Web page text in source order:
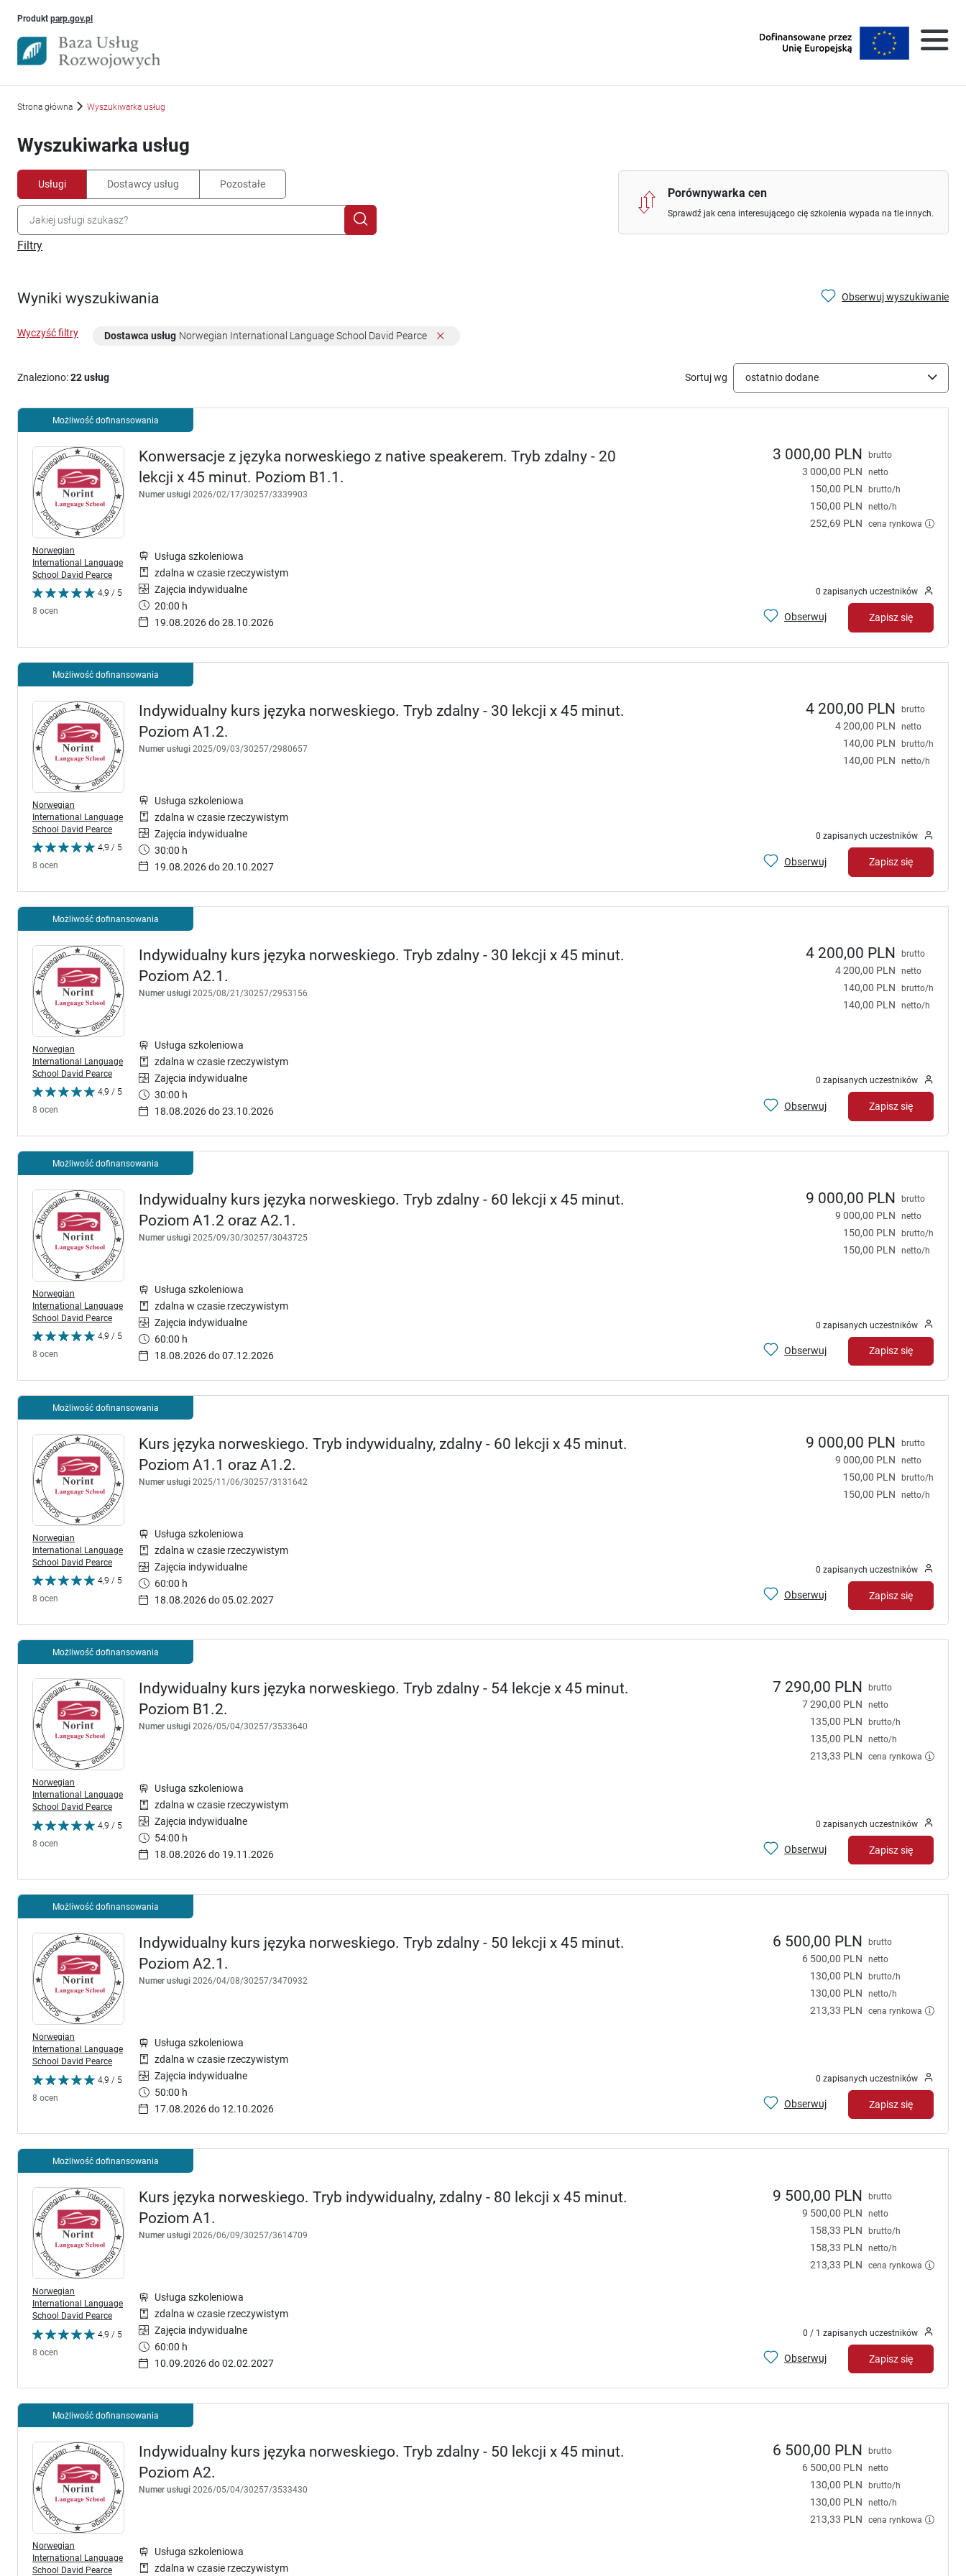
Produkt parp.gov.plUwaga, link otworzy się w nowym oknie
Strona główna Wyszukiwarka usług
Wyszukiwarka usług
Usługi Dostawcy usług Pozostałe
Porównywarka cen
Sprawdź jak cena interesującego cię szkolenia wypada na tle innych.
Filtry
Wyniki wyszukiwania Obserwuj wyszukiwanie
Wyczyść filtry Dostawca usług Norwegian International Language School David Pearce
Znaleziono:22 usług Sortuj wg ostatnio dodane
Możliwość dofinansowania
Konwersacje z języka norweskiego z native speakerem. Tryb zdalny - 20
lekcji x 45 minut. Poziom B1.1.
Numer usługi 2026/02/17/30257/3339903
Norwegian
International Language
School David Pearce
4,9 / 5
8 ocen
3 000,00 PLN brutto
3 000,00 PLN netto
150,00 PLN brutto/h
150,00 PLN netto/h
252,69 PLN cena rynkowa
Usługa szkoleniowa
zdalna w czasie rzeczywistym
Zajęcia indywidualne
20:00 h
19.08.2026 do 28.10.2026
0 zapisanych uczestników
Obserwuj Zapisz się
Możliwość dofinansowania
Indywidualny kurs języka norweskiego. Tryb zdalny - 30 lekcji x 45 minut.
Poziom A1.2.
Numer usługi 2025/09/03/30257/2980657
Norwegian
International Language
School David Pearce
4,9 / 5
8 ocen
4 200,00 PLN brutto
4 200,00 PLN netto
140,00 PLN brutto/h
140,00 PLN netto/h
Usługa szkoleniowa
zdalna w czasie rzeczywistym
Zajęcia indywidualne
30:00 h
19.08.2026 do 20.10.2027
0 zapisanych uczestników
Obserwuj Zapisz się
Możliwość dofinansowania
Indywidualny kurs języka norweskiego. Tryb zdalny - 30 lekcji x 45 minut.
Poziom A2.1.
Numer usługi 2025/08/21/30257/2953156
Norwegian
International Language
School David Pearce
4,9 / 5
8 ocen
4 200,00 PLN brutto
4 200,00 PLN netto
140,00 PLN brutto/h
140,00 PLN netto/h
Usługa szkoleniowa
zdalna w czasie rzeczywistym
Zajęcia indywidualne
30:00 h
18.08.2026 do 23.10.2026
0 zapisanych uczestników
Obserwuj Zapisz się
Możliwość dofinansowania
Indywidualny kurs języka norweskiego. Tryb zdalny - 60 lekcji x 45 minut.
Poziom A1.2 oraz A2.1.
Numer usługi 2025/09/30/30257/3043725
Norwegian
International Language
School David Pearce
4,9 / 5
8 ocen
9 000,00 PLN brutto
9 000,00 PLN netto
150,00 PLN brutto/h
150,00 PLN netto/h
Usługa szkoleniowa
zdalna w czasie rzeczywistym
Zajęcia indywidualne
60:00 h
18.08.2026 do 07.12.2026
0 zapisanych uczestników
Obserwuj Zapisz się
Możliwość dofinansowania
Kurs języka norweskiego. Tryb indywidualny, zdalny - 60 lekcji x 45 minut.
Poziom A1.1 oraz A1.2.
Numer usługi 2025/11/06/30257/3131642
Norwegian
International Language
School David Pearce
4,9 / 5
8 ocen
9 000,00 PLN brutto
9 000,00 PLN netto
150,00 PLN brutto/h
150,00 PLN netto/h
Usługa szkoleniowa
zdalna w czasie rzeczywistym
Zajęcia indywidualne
60:00 h
18.08.2026 do 05.02.2027
0 zapisanych uczestników
Obserwuj Zapisz się
Możliwość dofinansowania
Indywidualny kurs języka norweskiego. Tryb zdalny - 54 lekcje x 45 minut.
Poziom B1.2.
Numer usługi 2026/05/04/30257/3533640
Norwegian
International Language
School David Pearce
4,9 / 5
8 ocen
7 290,00 PLN brutto
7 290,00 PLN netto
135,00 PLN brutto/h
135,00 PLN netto/h
213,33 PLN cena rynkowa
Usługa szkoleniowa
zdalna w czasie rzeczywistym
Zajęcia indywidualne
54:00 h
18.08.2026 do 19.11.2026
0 zapisanych uczestników
Obserwuj Zapisz się
Możliwość dofinansowania
Indywidualny kurs języka norweskiego. Tryb zdalny - 50 lekcji x 45 minut.
Poziom A2.1.
Numer usługi 2026/04/08/30257/3470932
Norwegian
International Language
School David Pearce
4,9 / 5
8 ocen
6 500,00 PLN brutto
6 500,00 PLN netto
130,00 PLN brutto/h
130,00 PLN netto/h
213,33 PLN cena rynkowa
Usługa szkoleniowa
zdalna w czasie rzeczywistym
Zajęcia indywidualne
50:00 h
17.08.2026 do 12.10.2026
0 zapisanych uczestników
Obserwuj Zapisz się
Możliwość dofinansowania
Kurs języka norweskiego. Tryb indywidualny, zdalny - 80 lekcji x 45 minut.
Poziom A1.
Numer usługi 2026/06/09/30257/3614709
Norwegian
International Language
School David Pearce
4,9 / 5
8 ocen
9 500,00 PLN brutto
9 500,00 PLN netto
158,33 PLN brutto/h
158,33 PLN netto/h
213,33 PLN cena rynkowa
Usługa szkoleniowa
zdalna w czasie rzeczywistym
Zajęcia indywidualne
60:00 h
10.09.2026 do 02.02.2027
0 / 1 zapisanych uczestników
Obserwuj Zapisz się
Możliwość dofinansowania
Indywidualny kurs języka norweskiego. Tryb zdalny - 50 lekcji x 45 minut.
Poziom A2.
Numer usługi 2026/05/04/30257/3533430
Norwegian
International Language
School David Pearce
6 500,00 PLN brutto
6 500,00 PLN netto
130,00 PLN brutto/h
130,00 PLN netto/h
213,33 PLN cena rynkowa
Usługa szkoleniowa
zdalna w czasie rzeczywistym